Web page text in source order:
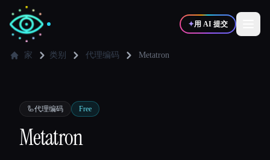
✦用 AI 提交
💻 开发者
家 类别 代理编码 Metatron
🦾代理编码 Free
Metatron